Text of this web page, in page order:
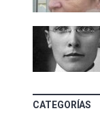
CATEGORÍAS